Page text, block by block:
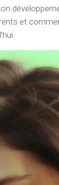
et